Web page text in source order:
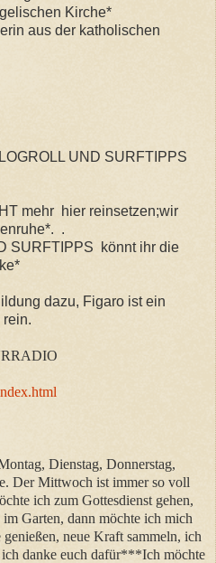
Kirche*
aus der katholischen
UND SURFTIPPS
mehr hier reinsetzen;wir
.
SURFTIPPS könnt ihr die
dazu, Figaro ist ein
rein.
Dienstag, Donnerstag,
Der Mittwoch ist immer so voll
ich zum Gottesdienst gehen,
Garten, dann möchte ich mich
neue Kraft sammeln, ich
ich danke euch dafür***Ich möchte